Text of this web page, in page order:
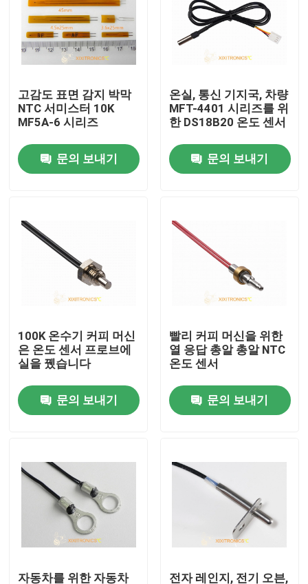
제품
우리에 대하여
품질 관리
연락주세요
경우
NTC 온도 센서
의학 온도 탐침
고감도 표면 감지 박막
NTC 서미스터 10K
MF5A-6 시리즈
문의 보내기
온실, 통신 기지국, 차량
MFT-4401 시리즈를 위
한 DS18B20 온도 센서
문의 보내기
100K 온수기 커피 머신
은 온도 센서 프로브에
실을 뀄습니다
문의 보내기
빨리 커피 머신을 위한
열 응답 총알 총알 NTC
온도 센서
문의 보내기
자동차를 위한 자동차 전자 레인지, 전기 오븐,